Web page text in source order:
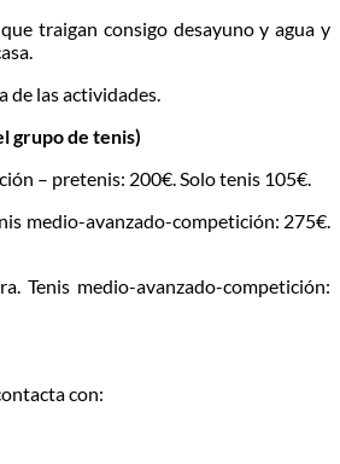
traigan consigo desayuno y agua y
de las actividades.
grupo de tenis)
– pretenis: 200€. Solo tenis 105€.
medio-avanzado-competición: 275€.
Tenis medio-avanzado-competición:
con: